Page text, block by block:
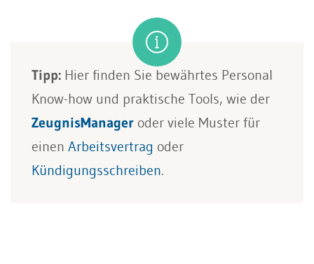
Tipp: Hier finden Sie bewährtes Personal
Know-how und praktische Tools, wie der
ZeugnisManager oder viele Muster für
einen Arbeitsvertrag oder
Kündigungsschreiben.